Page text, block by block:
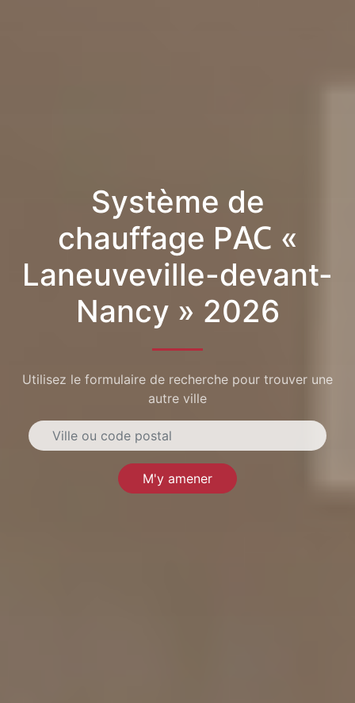
Système de
chauffage PAC «
Laneuveville-devant-
Nancy » 2026
Utilisez le formulaire de recherche pour trouver une
autre ville
M'y amener